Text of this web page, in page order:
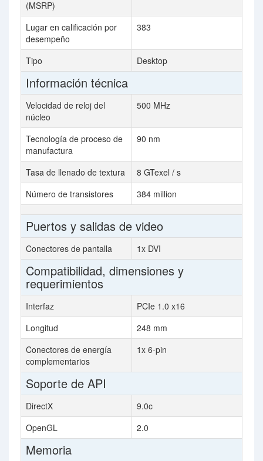
(MSRP)
Lugar en calificación por
desempeño
383
Tipo Desktop
Información técnica
Velocidad de reloj del
núcleo
500 MHz
Tecnología de proceso de
manufactura
90 nm
Tasa de llenado de textura
8 GTexel / s
Número de transistores
384 million
Puertos y salidas de video
Conectores de pantalla 1x DVI
Compatibilidad, dimensiones y
requerimientos
Interfaz
PCIe 1.0 x16
Longitud
248 mm
Conectores de energía
complementarios
1x 6-pin
Soporte de API
DirectX
9.0c
OpenGL
2.0
Memoria